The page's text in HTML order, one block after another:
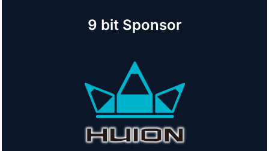
9 bit Sponsor